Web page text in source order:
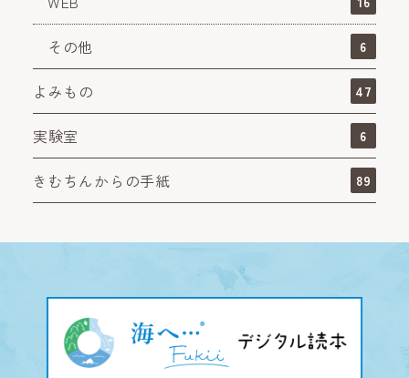
その他 6
よみもの 47
実験室 6
きむちんからの手紙 89